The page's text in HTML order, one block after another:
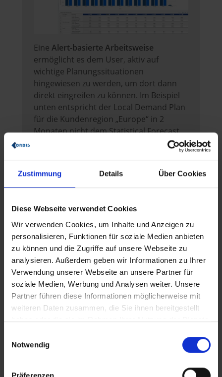
Zustimmung Details Über Cookies
Diese Webseite verwendet Cookies
Wir verwenden Cookies, um Inhalte und Anzeigen zu
personalisieren, Funktionen für soziale Medien anbieten
zu können und die Zugriffe auf unsere Webseite zu
analysieren. Außerdem geben wir Informationen zu Ihrer
Verwendung unserer Webseite an unsere Partner für
soziale Medien, Werbung und Analysen weiter. Unsere
Partner führen diese Informationen möglicherweise mit
weiteren Daten zusammen, die Sie ihnen bereitgestellt
haben oder die sie im Rahmen Ihrer Nutzung der Dienste
Notwendig
Eine Alert-basierte Arbeitsweise
ermöglicht es dem User, aktiv auf
wichtige Planungssituationen
hingewiesen zu werden, um dort dann
direkt eingreifen zu können. Im Beispiel
unten entspricht der Local Demand Plan
für die Kundenregion „Europe“ in 2
Monaten nicht dem Statistical Forecast,
Markierung der Ausnahmen angezeigt
wird.
Durch eine direktemanuelle Korrektur in
der Kennzahl „Local Demand Plan“, kann
diese Planungssituation durch den
Planer gelöst werden, was das System
auch direkt durch eine geringe Anzahl
Liste für den Planer zufriedenstellend ist.